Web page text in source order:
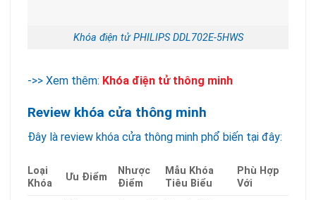
Khóa điện tử PHILIPS DDL702E-5HWS
->> Xem thêm: Khóa điện tử thông minh
Review khóa cửa thông minh
Đây là review khóa cửa thông minh phổ biến tại đây:
Loại
Khóa
Ưu Điểm
Nhược
Điểm
Mẫu Khóa
Tiêu Biểu
Phù Hợp
Với